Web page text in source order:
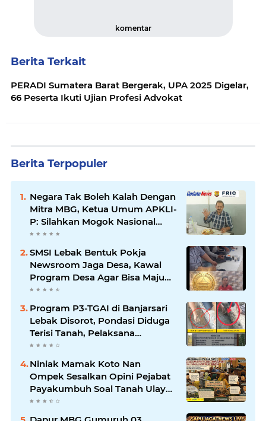
komentar
Berita Terkait
PERADI Sumatera Barat Bergerak, UPA 2025 Digelar,
66 Peserta Ikuti Ujian Profesi Advokat
Berita Terpopuler
Negara Tak Boleh Kalah Dengan
Mitra MBG, Ketua Umum APKLI-
P: Silahkan Mogok Nasional
Ganti Kantin Sekolah
SMSI Lebak Bentuk Pokja
Newsroom Jaga Desa, Kawal
Program Desa Agar Bisa Maju
dan Mandiri
Program P3-TGAI di Banjarsari
Lebak Disorot, Pondasi Diduga
Terisi Tanah, Pelaksana
Terancam Sanksi Berat Hingga
Pidana
Niniak Mamak Koto Nan
Ompek Sesalkan Opini Pejabat
Payakumbuh Soal Tanah Ulayat
Demi Jabatan